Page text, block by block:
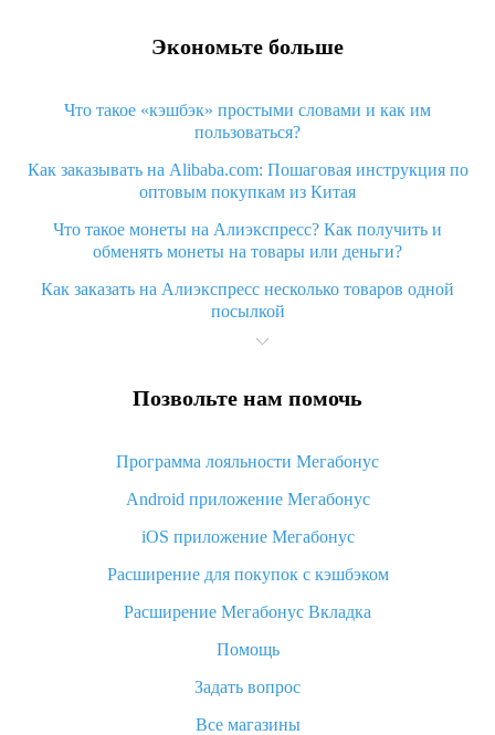
Экономьте больше
Что такое «кэшбэк» простыми словами и как им
пользоваться?
Как заказывать на Alibaba.com: Пошаговая инструкция по
оптовым покупкам из Китая
Что такое монеты на Алиэкспресс? Как получить и
обменять монеты на товары или деньги?
Как заказать на Алиэкспресс несколько товаров одной
посылкой
Что значит статус «Заказ закрыт» на Алиэкспресс и что
Что делать, если Алиэкспресс просит ввести паспортные
Как узнать, куда пришла посылка с Алиэкспресс
Вы отменили заказ на Алиэкспресс, когда вернут деньги?
Что такое баллы на Алиэкспресс, как их получить и
«AliExpress Standard Shipping»: что это за метод доставки и
как его отслеживать
Как покупать оптом на Алиэкспресс
Что делать, если не пришел товар с Алиэкспресс
Позвольте нам помочь
Программа лояльности Мегабонус
Android приложение Мегабонус
iOS приложение Мегабонус
Расширение для покупок с кэшбэком
Расширение Мегабонус Вкладка
Помощь
Задать вопрос
Все магазины